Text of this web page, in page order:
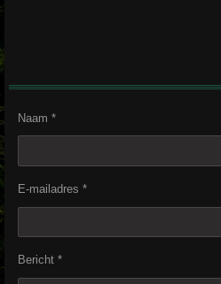
Naam *
E-mailadres *
Bericht *